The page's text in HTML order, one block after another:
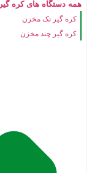
همه دستگاه های کره گیر
کره گیر تک مخزن
کره گیر چند مخزن